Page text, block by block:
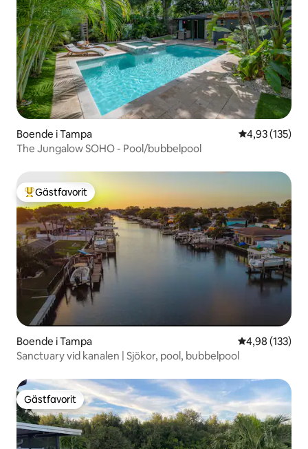
Boende i Tampa 4,93 av 5 i
4,93 (135)
The Jungalow SOHO - Pool/bubbelpool
Populär gästfavorit
Gästfavorit
Boende i Tampa 4,98 av 5 i
4,98 (133)
Sanctuary vid kanalen | Sjökor, pool, bubbelpool
Gästfavorit
Gästfavorit